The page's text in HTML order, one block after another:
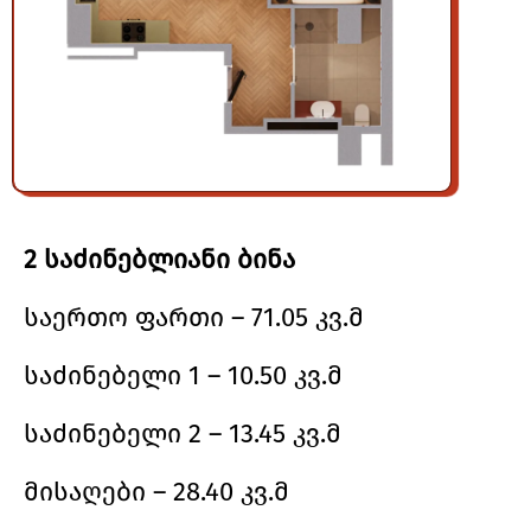
2 საძინებლიანი ბინა
საერთო ფართი – 71.05 კვ.მ
საძინებელი 1 – 10.50 კვ.მ
საძინებელი 2 – 13.45 კვ.მ
მისაღები – 28.40 კვ.მ